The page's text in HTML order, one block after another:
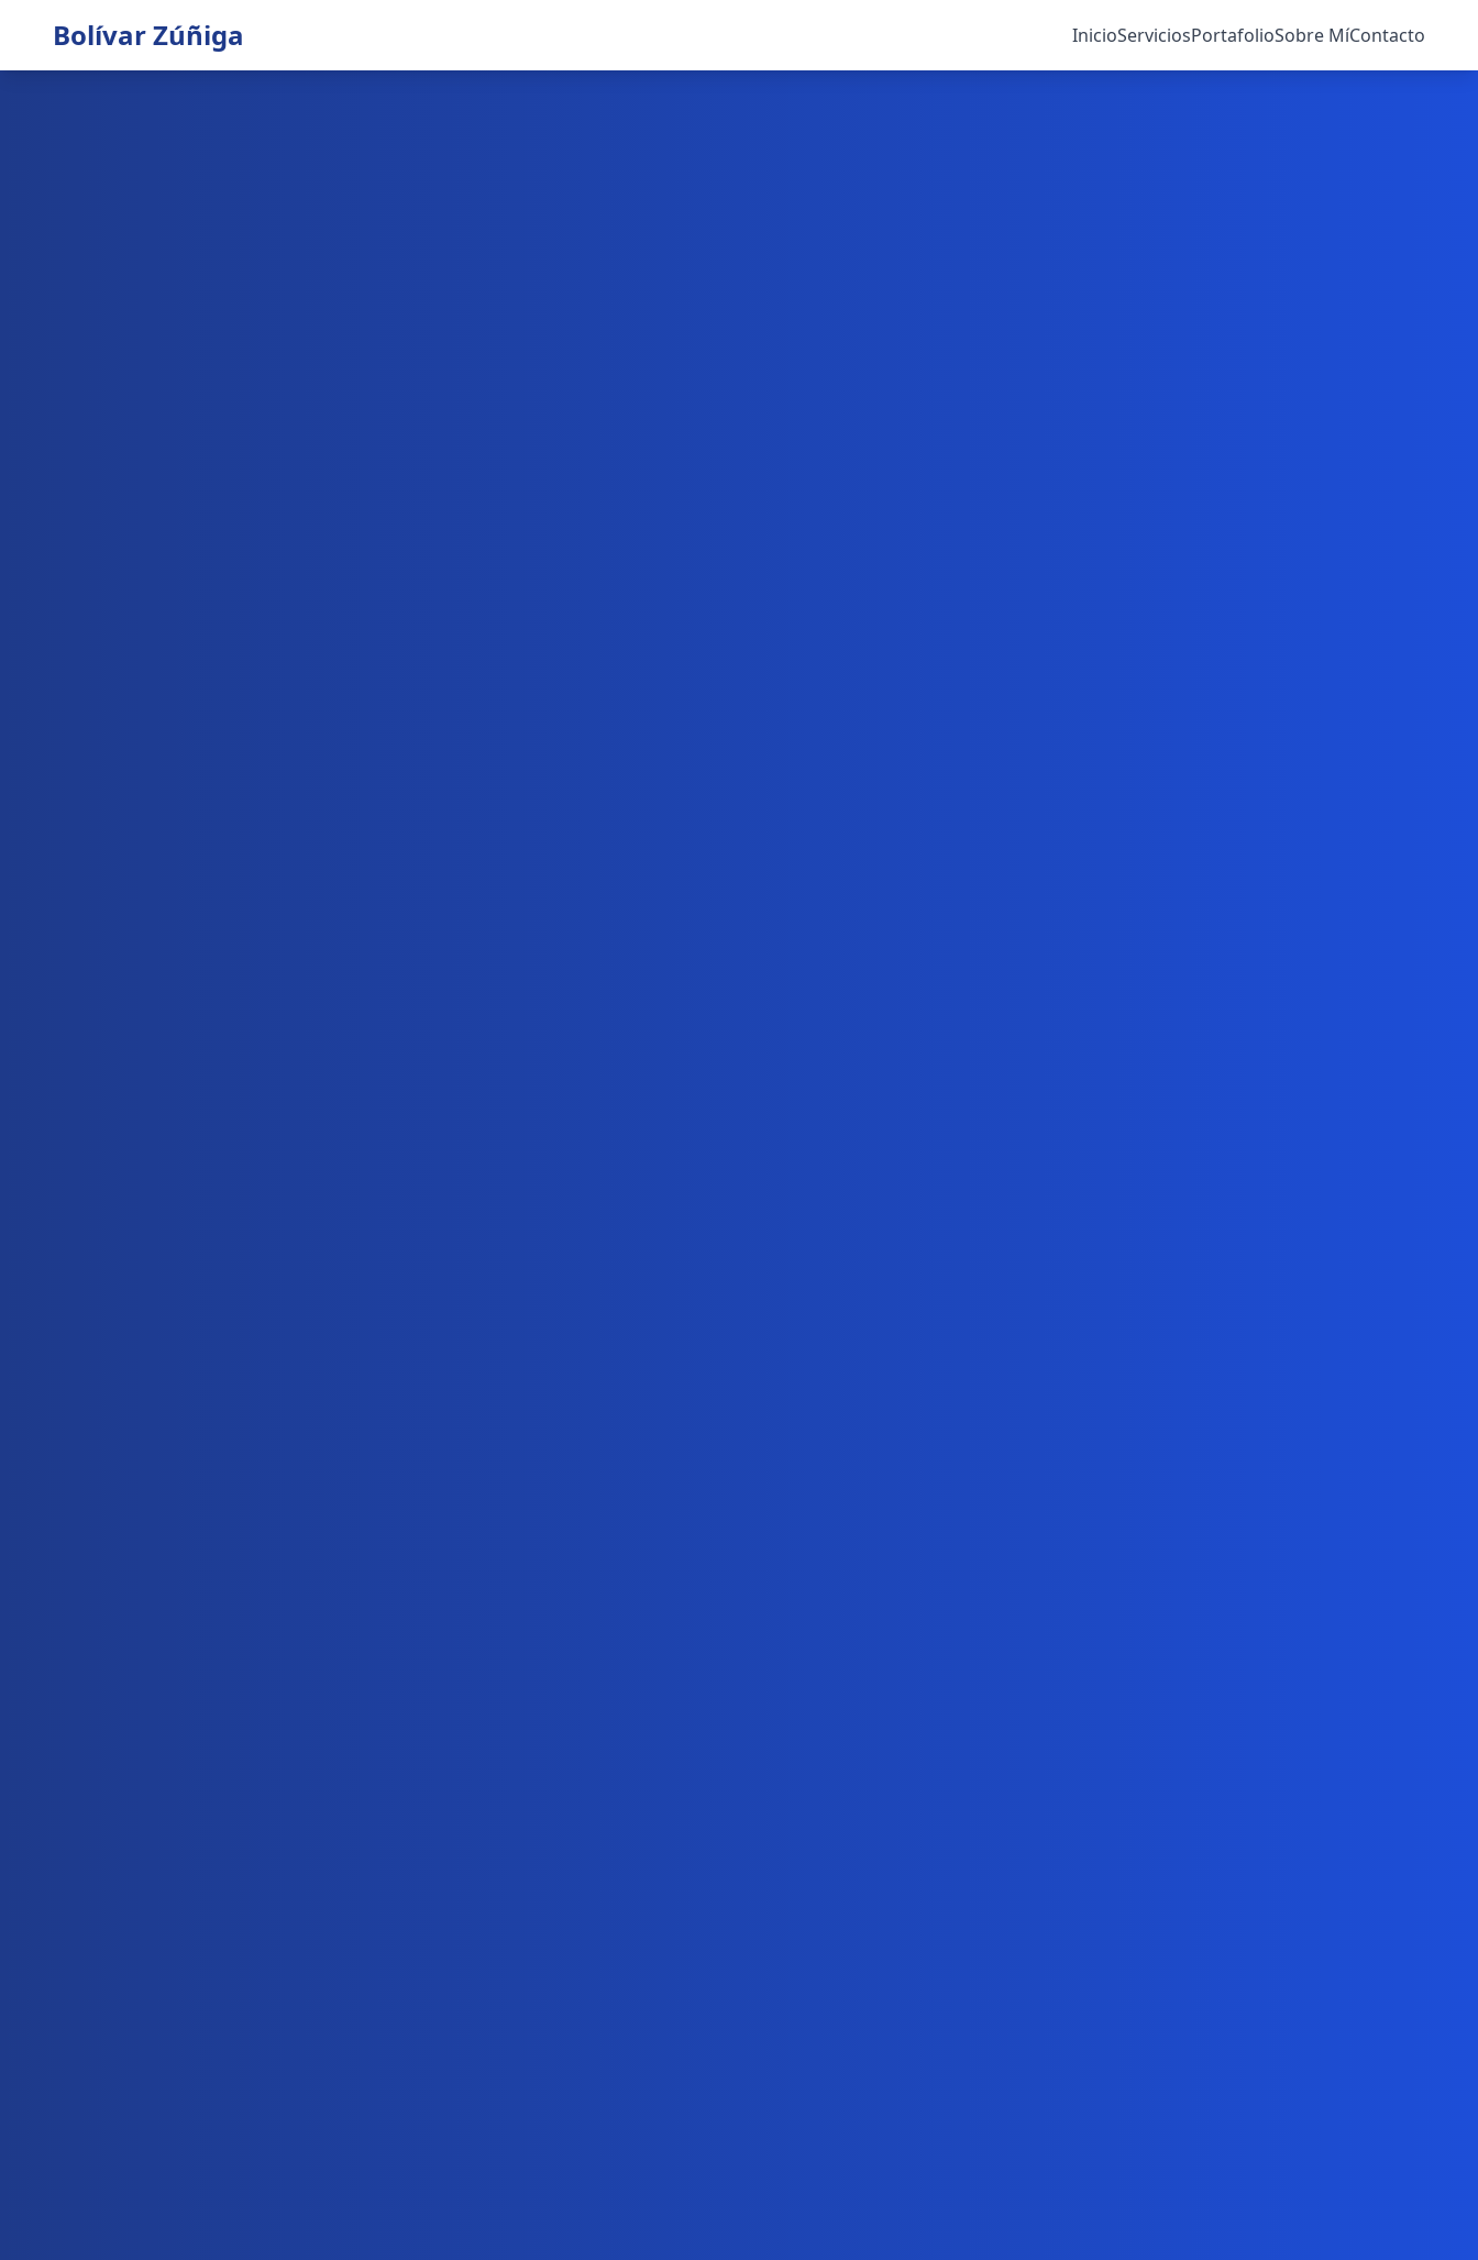
Bolívar Zúñiga InicioServiciosPortafolioSobre MíContacto